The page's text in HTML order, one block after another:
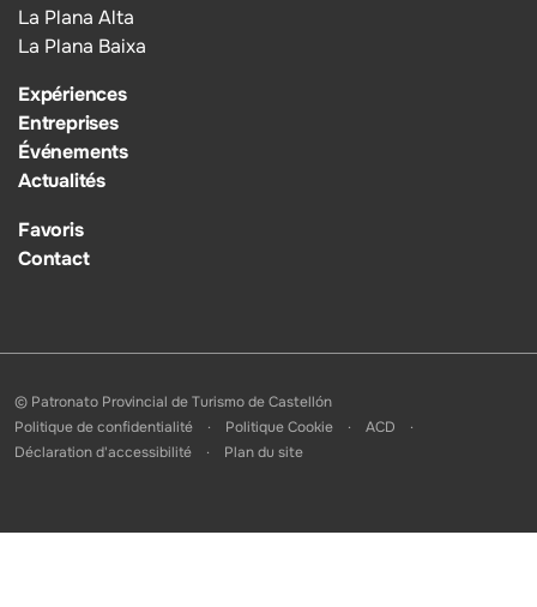
La Plana Alta
La Plana Baixa
Expériences
Entreprises
Événements
Actualités
Favoris
Contact
© Patronato Provincial de Turismo de Castellón
Politique de confidentialité
Politique Cookie
ACD
Déclaration d'accessibilité
Plan du site